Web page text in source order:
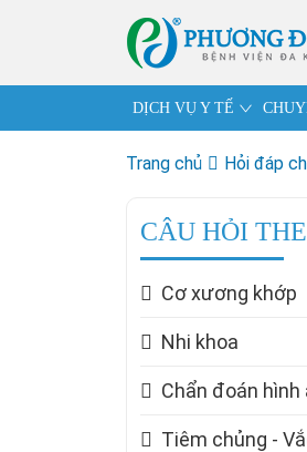
DỊCH VỤ Y TẾ
Trang chủ Hỏi đáp
CÂU HỎI
Cơ xương khớp
Nhi khoa
Chẩn đoán hình
Tiêm chủng -